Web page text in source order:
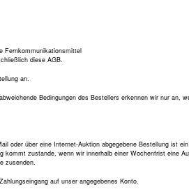
Fernkommunikationsmittel
diese AGB.
an.
Bedingungen des Bestellers erkennen wir nur an,
oder über eine Internet-Auktion abgegebene Bestellung ist
kommt zustande, wenn wir innerhalb einer Wochenfrist eine
zusenden.
auf unser angegebenes Konto.